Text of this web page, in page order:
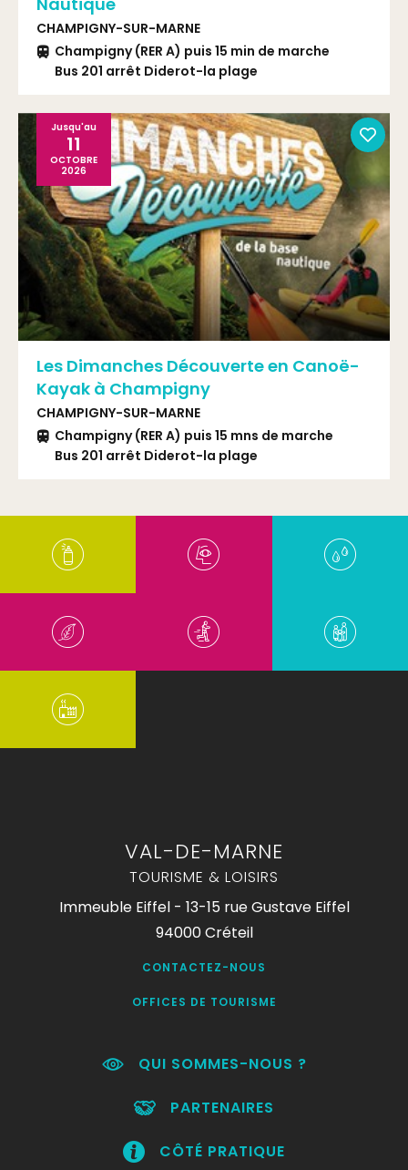
CHAMPIGNY-SUR-MARNE
Champigny (RER A) puis 15 min de marche
Bus 201 arrêt Diderot-la plage
Jusqu'au
11
OCTOBRE
2026
Les Dimanches Découverte en Canoë-
Kayak à Champigny
CHAMPIGNY-SUR-MARNE
Champigny (RER A) puis 15 mns de marche
Bus 201 arrêt Diderot-la plage
VAL-DE-MARNE
TOURISME & LOISIRS
Immeuble Eiffel - 13-15 rue Gustave Eiffel
94000 Créteil
CONTACTEZ-NOUS
OFFICES DE TOURISME
QUI SOMMES-NOUS ?
PARTENAIRES
CÔTÉ PRATIQUE